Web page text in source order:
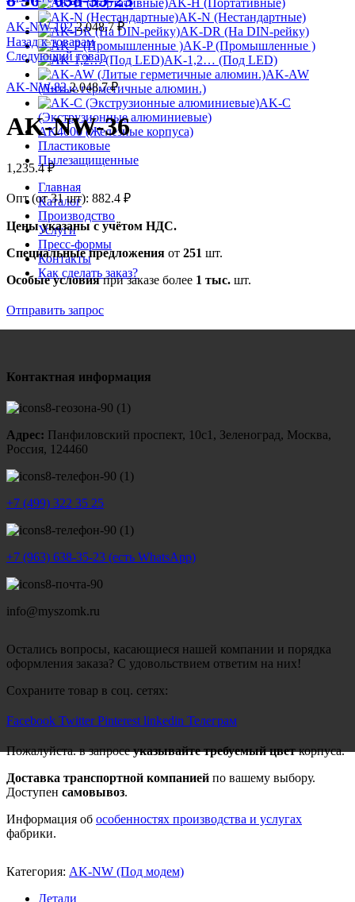
AK-H (Портативные)
AK-N (Нестандартные)
AK-DR (На DIN-рейку)
AK-P (Промышленные )
AK-1,2… (Под LED)
AK-AW
(Литые герметичные алюмин.)
AK-C
(Экструзионные алюминиевые)
AK4000 (Железные корпуса)
Пластиковые
Пылезащищенные
Главная
Каталог
Производство
Услуги
Пресс-формы
Контакты
Как сделать заказ?
AK-NW-1022,048.7₽
Назад к товарам
Следующий товар
AK-NW-822,048.7₽
AK-NW-36
1,235.4₽
Опт (от 31 шт): 882.4 ₽
Цены указаны с учётом НДС.
Специальные предложения от 251 шт.
Особые условияпри заказе более 1 тыс. шт.
Отправить запрос
Контактная информация
Адрес: Панфиловский проспект, 10с1, Зеленоград, Москва,
Россия, 124460
+7 (499) 322 35 25
+7 (963) 638-35-23 (есть WhatsApp)
info@myszomk.ru
Остались вопросы, касающиеся нашей компании и порядка
оформления заказа? С удовольствием ответим на них!
Сохраните товар в соц. сетях:
Facebook Twitter Pinterest linkedin Телеграм
Пожалуйста. в запросеуказывайте требуемый цветкорпуса.
Доставка транспортной компанией по вашему выбору.
Доступен самовывоз.
Информация об особенностях производства и услугах
фабрики.
Категория: AK-NW (Под модем)
Детали